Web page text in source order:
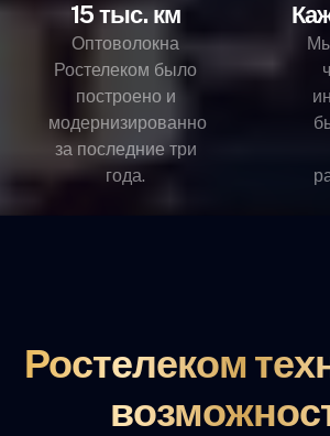
15 тыс. км
Оптоволокна
Ростелеком было
построено и
модернизированно
за последние три
года.
Ростелеком